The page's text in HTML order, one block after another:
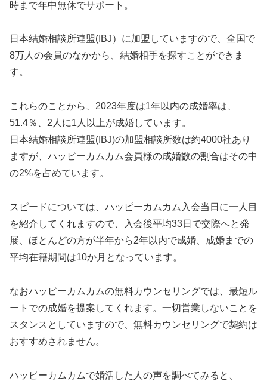
時まで年中無休でサポート。
日本結婚相談所連盟(IBJ）に加盟していますので、全国で
8万人の会員のなかから、結婚相手を探すことができま
す。
これらのことから、2023年度は1年以内の成婚率は、
51.4％、2人に1人以上が成婚しています。
日本結婚相談所連盟(IBJ)の加盟相談所数は約4000社あり
ますが、ハッピーカムカム会員様の成婚数の割合はその中
の2%を占めています。
スピードについては、ハッピーカムカム入会当日に一人目
を紹介してくれますので、入会後平均33日で交際へと発
展、ほとんどの方が半年から2年以内で成婚、成婚までの
平均在籍期間は10か月となっています。
なおハッピーカムカムの無料カウンセリングでは、最短ル
ートでの成婚を提案してくれます。一切営業しないことを
スタンスとしていますので、無料カウンセリングで契約は
おすすめされません。
ハッピーカムカムで婚活した人の声を調べてみると、